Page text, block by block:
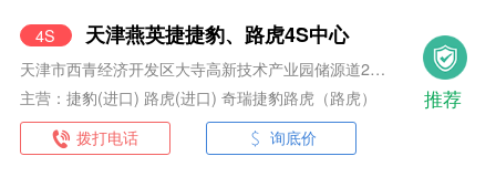
4S 天津燕英捷捷豹、路虎4S中心
天津市西青经济开发区大寺高新技术产业园储源道21号
主营：捷豹(进口) 路虎(进口) 奇瑞捷豹路虎（路虎）
拨打电话
询底价
推荐